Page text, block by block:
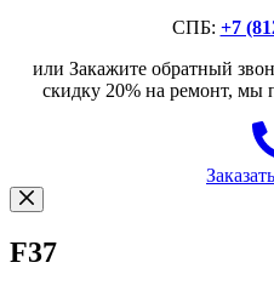
СПБ: +7
или Закажите обратный
скидку 20% на ремонт, мы
F37